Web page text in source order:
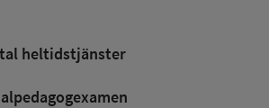
heltidstjänster